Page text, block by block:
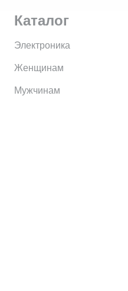
Каталог
Электроника
Женщинам
Мужчинам